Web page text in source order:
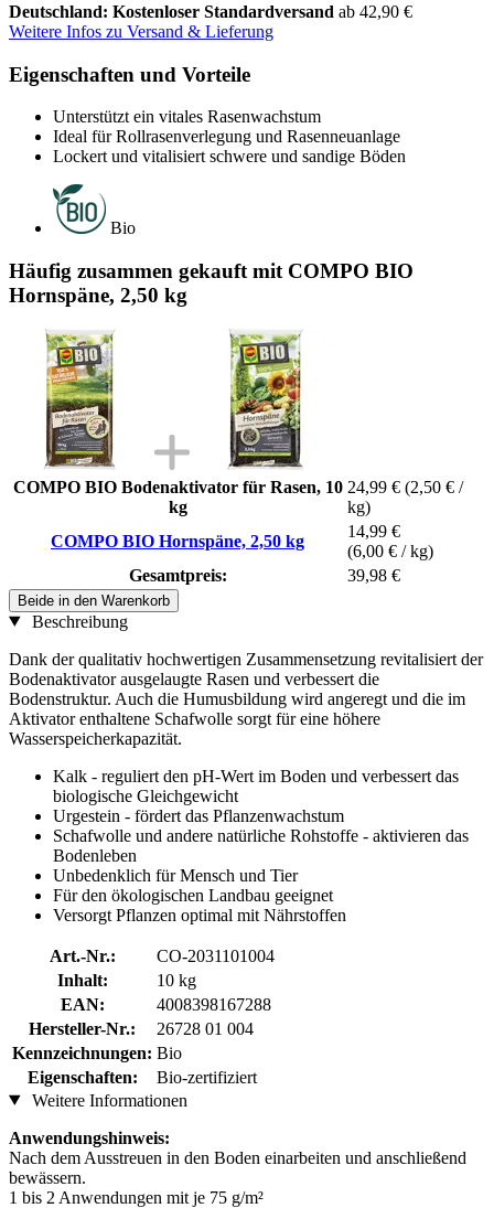
Deutschland: Kostenloser Standardversand ab 42,90 €
Weitere Infos zu Versand & Lieferung
Eigenschaften und Vorteile
Unterstützt ein vitales Rasenwachstum
Ideal für Rollrasenverlegung und Rasenneuanlage
Lockert und vitalisiert schwere und sandige Böden
Bio
Häufig zusammen gekauft mit COMPO BIO
Hornspäne, 2,50 kg
COMPO BIO Bodenaktivator für Rasen, 10
kg
24,99 € (2,50 € /
kg)
COMPO BIO Hornspäne, 2,50 kg
14,99 €
(6,00 € / kg)
Gesamtpreis:
39,98 €
Beide in den Warenkorb
Beschreibung
Dank der qualitativ hochwertigen Zusammensetzung revitalisiert der
Bodenaktivator ausgelaugte Rasen und verbessert die
Bodenstruktur. Auch die Humusbildung wird angeregt und die im
Aktivator enthaltene Schafwolle sorgt für eine höhere
Wasserspeicherkapazität.
Kalk - reguliert den pH-Wert im Boden und verbessert das
biologische Gleichgewicht
Urgestein - fördert das Pflanzenwachstum
Schafwolle und andere natürliche Rohstoffe - aktivieren das
Bodenleben
Unbedenklich für Mensch und Tier
Für den ökologischen Landbau geeignet
Versorgt Pflanzen optimal mit Nährstoffen
Art.-Nr.:
CO-2031101004
Inhalt:
10 kg
EAN:
4008398167288
Hersteller-Nr.:
26728 01 004
Kennzeichnungen: Bio
Eigenschaften:
Bio-zertifiziert
Weitere Informationen
Anwendungshinweis:
Nach dem Ausstreuen in den Boden einarbeiten und anschließend
bewässern.
1 bis 2 Anwendungen mit je 75 g/m²